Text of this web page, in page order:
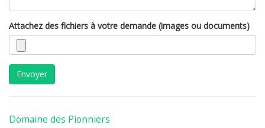
Attachez des fichiers à votre demande (images ou documents)
Envoyer
Domaine des Pionniers